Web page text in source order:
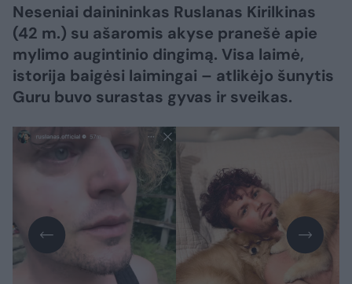
Neseniai dainininkas Ruslanas Kirilkinas
(42 m.) su ašaromis akyse pranešė apie
mylimo augintinio dingimą. Visa laimė,
istorija baigėsi laimingai – atlikėjo šunytis
Guru buvo surastas gyvas ir sveikas.